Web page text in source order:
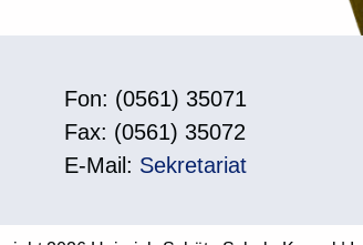
Fon: (0561) 35071
Fax: (0561) 35072
E-Mail: Sekretariat